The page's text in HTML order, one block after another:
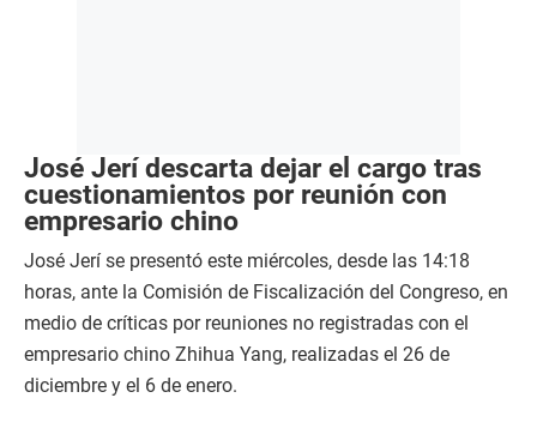
José Jerí descarta dejar el cargo tras
cuestionamientos por reunión con
empresario chino
José Jerí se presentó este miércoles, desde las 14:18
horas, ante la Comisión de Fiscalización del Congreso, en
medio de críticas por reuniones no registradas con el
empresario chino Zhihua Yang, realizadas el 26 de
diciembre y el 6 de enero.